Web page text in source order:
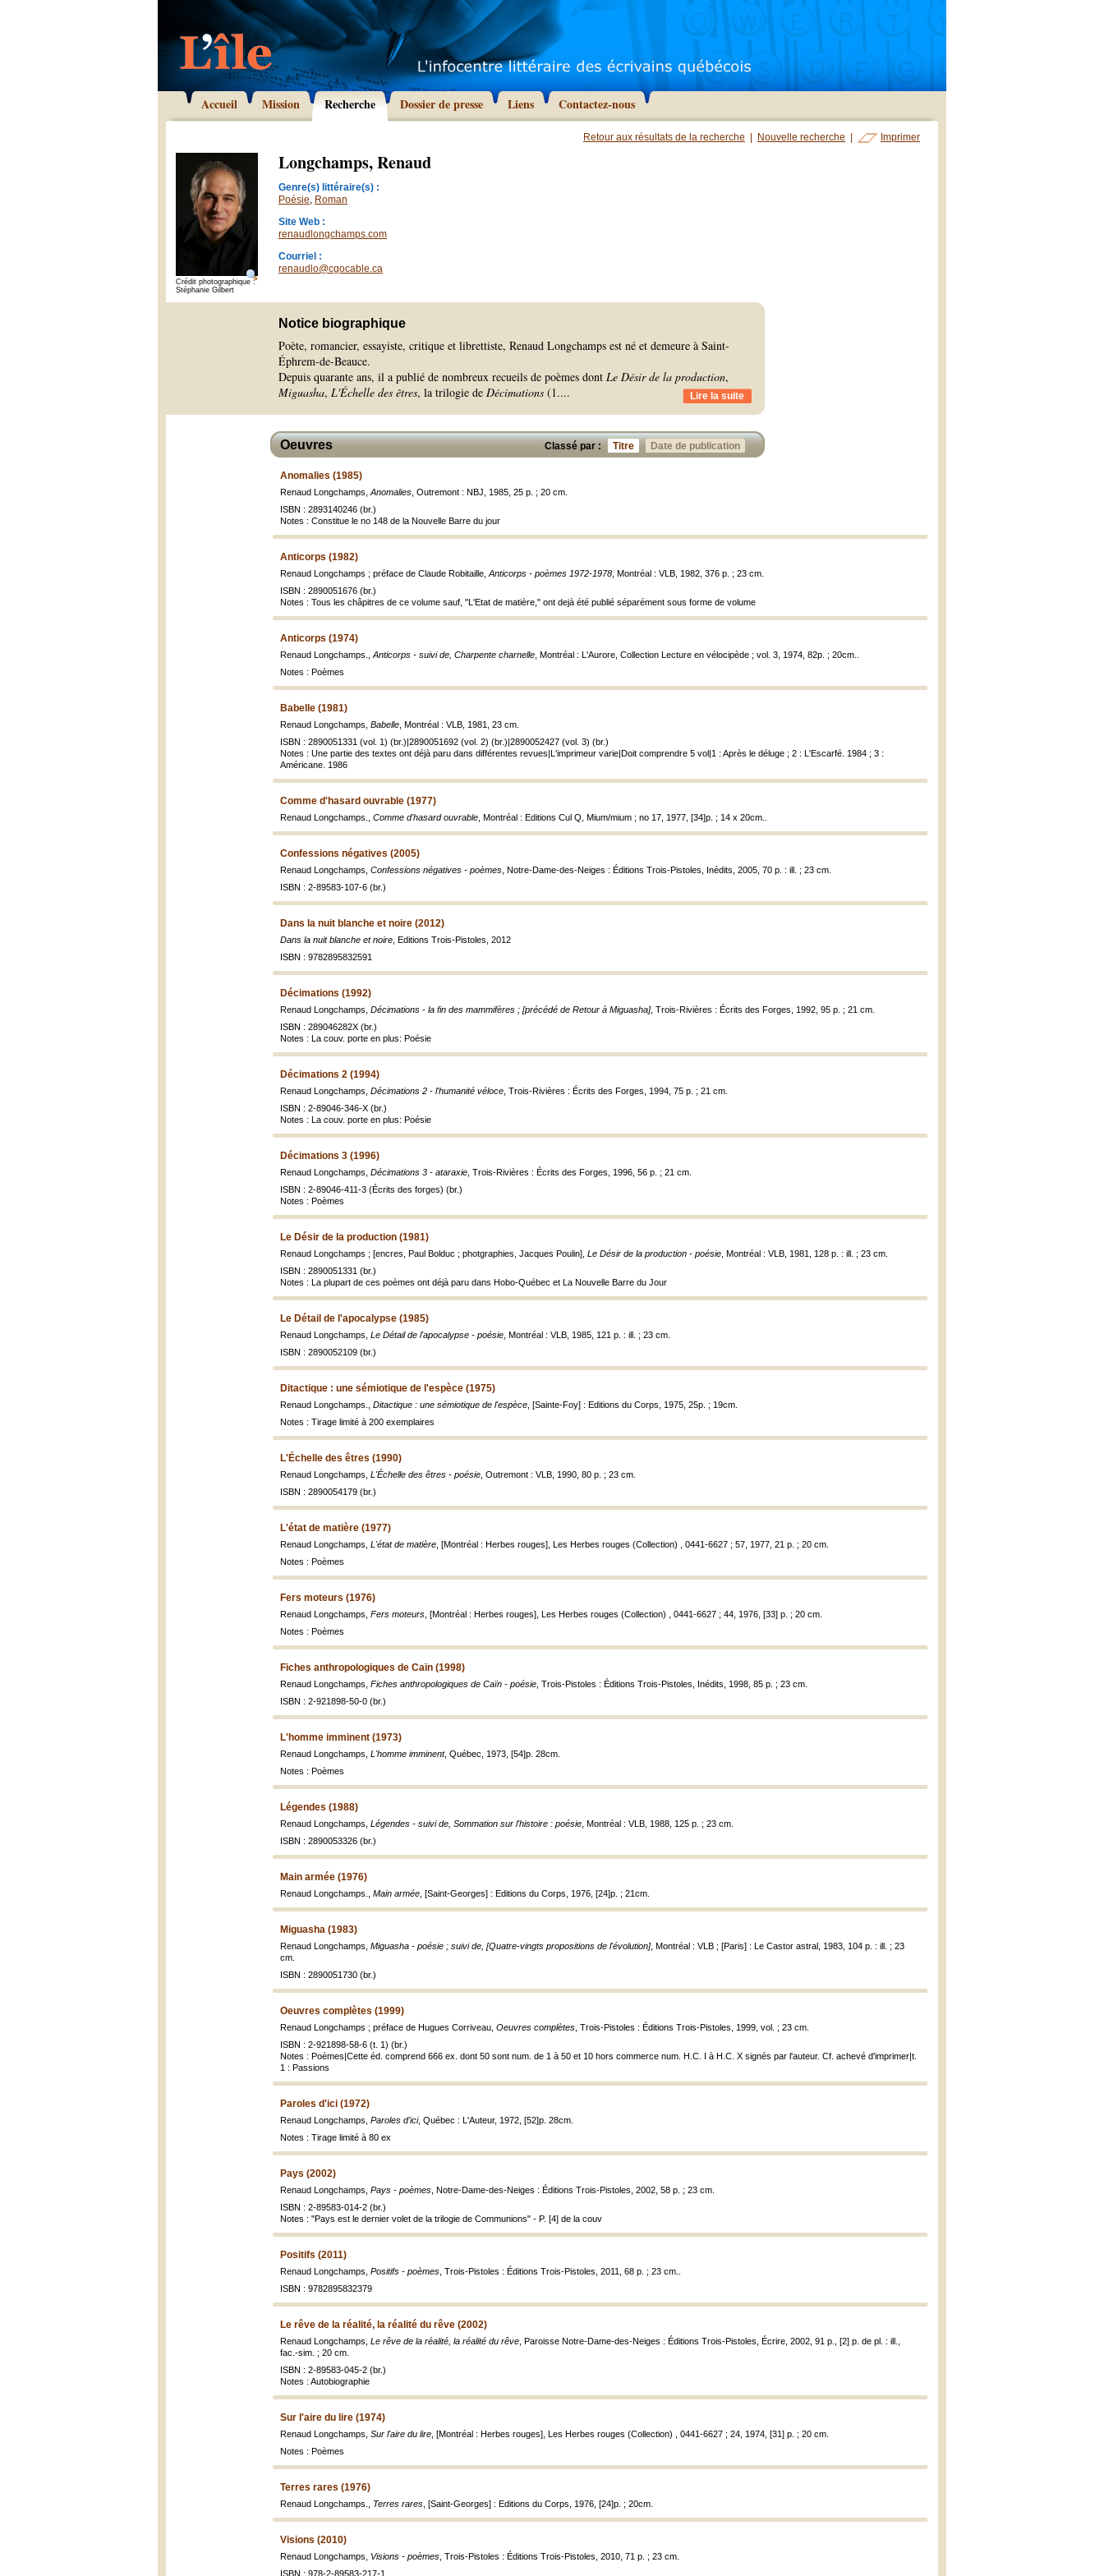
Accueil Mission Recherche Dossier de presse Liens Contactez-nous
Retour aux résultats de la recherche Nouvelle recherche Imprimer
Crédit photographique :
Stéphanie Gilbert
Longchamps, Renaud
Genre(s) littéraire(s) :
Poésie, Roman
Site Web :
renaudlongchamps.com
Courriel :
renaudlo@cgocable.ca
Notice biographique
Poète, romancier, essayiste, critique et librettiste, Renaud Longchamps est né et demeure à Saint-
Éphrem-de-Beauce.
Depuis quarante ans, il a publié de nombreux recueils de poèmes dont Le Désir de la production,
Miguasha, L'Échelle des êtres, la trilogie de Décimations (1.... Lire la suite
Classé par : Titre Date de publication
Oeuvres
Anomalies (1985)
Renaud Longchamps, Anomalies , Outremont : NBJ, 1985, 25 p. ; 20 cm.
ISBN : 2893140246 (br.)
Notes : Constitue le no 148 de la Nouvelle Barre du jour
Anticorps (1982)
Renaud Longchamps ; préface de Claude Robitaille, Anticorps - poèmes 1972-1978 , Montréal : VLB, 1982, 376 p. ; 23 cm.
ISBN : 2890051676 (br.)
Notes : Tous les châpitres de ce volume sauf, "L'Etat de matière," ont dejà été publié séparément sous forme de volume
Anticorps (1974)
Renaud Longchamps., Anticorps - suivi de, Charpente charnelle , Montréal : L'Aurore, Collection Lecture en vélocipède ; vol. 3, 1974, 82p. ; 20cm..
Notes : Poèmes
Babelle (1981)
Renaud Longchamps, Babelle , Montréal : VLB, 1981, 23 cm.
ISBN : 2890051331 (vol. 1) (br.)|2890051692 (vol. 2) (br.)|2890052427 (vol. 3) (br.)
Notes : Une partie des textes ont déjà paru dans différentes revues|L'imprimeur varie|Doit comprendre 5 vol|1 : Après le déluge ; 2 : L'Escarfé. 1984 ; 3 :
Américane. 1986
Comme d'hasard ouvrable (1977)
Renaud Longchamps., Comme d'hasard ouvrable , Montréal : Editions Cul Q, Mium/mium ; no 17, 1977, [34]p. ; 14 x 20cm..
Confessions négatives (2005)
Renaud Longchamps, Confessions négatives - poèmes , Notre-Dame-des-Neiges : Éditions Trois-Pistoles, Inédits, 2005, 70 p. : ill. ; 23 cm.
ISBN : 2-89583-107-6 (br.)
Dans la nuit blanche et noire (2012)
Dans la nuit blanche et noire , Editions Trois-Pistoles, 2012
ISBN : 9782895832591
Décimations (1992)
Renaud Longchamps, Décimations - la fin des mammifères ; [précédé de Retour à Miguasha], Trois-Rivières : Écrits des Forges, 1992, 95 p. ; 21 cm.
ISBN : 289046282X (br.)
Notes : La couv. porte en plus: Poésie
Décimations 2 (1994)
Renaud Longchamps, Décimations 2 - l'humanité véloce , Trois-Rivières : Écrits des Forges, 1994, 75 p. ; 21 cm.
ISBN : 2-89046-346-X (br.)
Notes : La couv. porte en plus: Poésie
Décimations 3 (1996)
Renaud Longchamps, Décimations 3 - ataraxie , Trois-Rivières : Écrits des Forges, 1996, 56 p. ; 21 cm.
ISBN : 2-89046-411-3 (Écrits des forges) (br.)
Notes : Poèmes
Le Désir de la production (1981)
Renaud Longchamps ; [encres, Paul Bolduc ; photgraphies, Jacques Poulin], Le Désir de la production - poésie , Montréal : VLB, 1981, 128 p. : ill. ; 23 cm.
ISBN : 2890051331 (br.)
Notes : La plupart de ces poèmes ont déjà paru dans Hobo-Québec et La Nouvelle Barre du Jour
Le Détail de l'apocalypse (1985)
Renaud Longchamps, Le Détail de l'apocalypse - poésie , Montréal : VLB, 1985, 121 p. : ill. ; 23 cm.
ISBN : 2890052109 (br.)
Ditactique : une sémiotique de l'espèce (1975)
Renaud Longchamps., Ditactique : une sémiotique de l'espèce , [Sainte-Foy] : Editions du Corps, 1975, 25p. ; 19cm.
Notes : Tirage limité à 200 exemplaires
L'Échelle des êtres (1990)
Renaud Longchamps, L'Échelle des êtres - poésie , Outremont : VLB, 1990, 80 p. ; 23 cm.
ISBN : 2890054179 (br.)
L'état de matière (1977)
Renaud Longchamps, L'état de matière , [Montréal : Herbes rouges], Les Herbes rouges (Collection) , 0441-6627 ; 57, 1977, 21 p. ; 20 cm.
Notes : Poèmes
Fers moteurs (1976)
Renaud Longchamps, Fers moteurs , [Montréal : Herbes rouges], Les Herbes rouges (Collection) , 0441-6627 ; 44, 1976, [33] p. ; 20 cm.
Notes : Poèmes
Fiches anthropologiques de Caïn (1998)
Renaud Longchamps, Fiches anthropologiques de Caïn - poésie , Trois-Pistoles : Éditions Trois-Pistoles, Inédits, 1998, 85 p. ; 23 cm.
ISBN : 2-921898-50-0 (br.)
L'homme imminent (1973)
Renaud Longchamps, L'homme imminent, Québec, 1973, [54]p. 28cm.
Notes : Poèmes
Légendes (1988)
Renaud Longchamps, Légendes - suivi de, Sommation sur l'histoire : poésie , Montréal : VLB, 1988, 125 p. ; 23 cm.
ISBN : 2890053326 (br.)
Main armée (1976)
Renaud Longchamps., Main armée , [Saint-Georges] : Editions du Corps, 1976, [24]p. ; 21cm.
Miguasha (1983)
Renaud Longchamps, Miguasha - poésie ; suivi de, [Quatre-vingts propositions de l'évolution], Montréal : VLB ; [Paris] : Le Castor astral, 1983, 104 p. : ill. ; 23
cm.
ISBN : 2890051730 (br.)
Oeuvres complètes (1999)
Renaud Longchamps ; préface de Hugues Corriveau, Oeuvres complètes , Trois-Pistoles : Éditions Trois-Pistoles, 1999, vol. ; 23 cm.
ISBN : 2-921898-58-6 (t. 1) (br.)
Notes : Poèmes|Cette éd. comprend 666 ex. dont 50 sont num. de 1 à 50 et 10 hors commerce num. H.C. I à H.C. X signés par l'auteur. Cf. achevé d'imprimer|t.
1 : Passions
Paroles d'ici (1972)
Renaud Longchamps, Paroles d'ici, Québec : L'Auteur, 1972, [52]p. 28cm.
Notes : Tirage limité à 80 ex
Pays (2002)
Renaud Longchamps, Pays - poèmes , Notre-Dame-des-Neiges : Éditions Trois-Pistoles, 2002, 58 p. ; 23 cm.
ISBN : 2-89583-014-2 (br.)
Notes : "Pays est le dernier volet de la trilogie de Communions" - P. [4] de la couv
Positifs (2011)
Renaud Longchamps, Positifs - poèmes , Trois-Pistoles : Éditions Trois-Pistoles, 2011, 68 p. ; 23 cm..
ISBN : 9782895832379
Le rêve de la réalité, la réalité du rêve (2002)
Renaud Longchamps, Le rêve de la réalité, la réalité du rêve , Paroisse Notre-Dame-des-Neiges : Éditions Trois-Pistoles, Écrire, 2002, 91 p., [2] p. de pl. : ill.,
fac.-sim. ; 20 cm.
ISBN : 2-89583-045-2 (br.)
Notes : Autobiographie
Sur l'aire du lire (1974)
Renaud Longchamps, Sur l'aire du lire , [Montréal : Herbes rouges], Les Herbes rouges (Collection) , 0441-6627 ; 24, 1974, [31] p. ; 20 cm.
Notes : Poèmes
Terres rares (1976)
Renaud Longchamps., Terres rares , [Saint-Georges] : Editions du Corps, 1976, [24]p. ; 20cm.
Visions (2010)
Renaud Longchamps, Visions - poèmes , Trois-Pistoles : Éditions Trois-Pistoles, 2010, 71 p. ; 23 cm.
ISBN : 978-2-89583-217-1